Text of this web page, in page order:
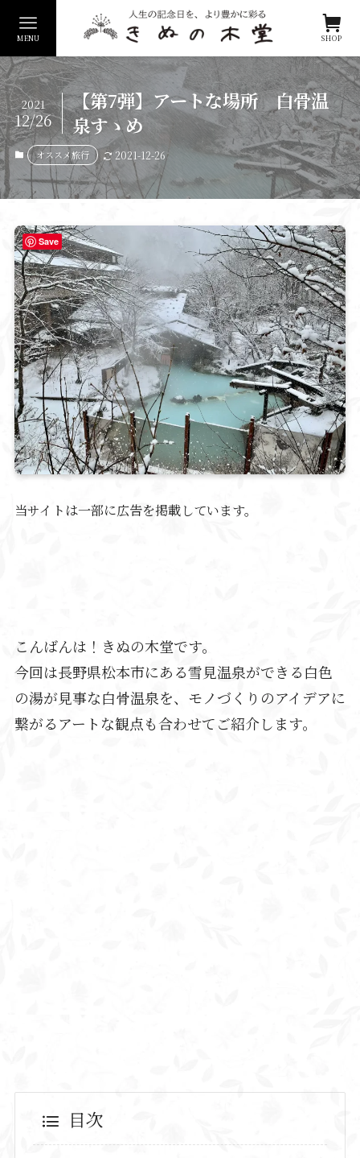
SHOP
MENU
【第7弾】アートな場所 白骨温
泉すゝめ
2021
12/26
オススメ旅行 2021-12-26
当サイトは一部に広告を掲載しています。
こんばんは！きぬの木堂です。
今回は長野県松本市にある雪見温泉ができる白色
の湯が見事な白骨温泉を、モノづくりのアイデアに
繋がるアートな観点も合わせてご紹介します。
目次
Save